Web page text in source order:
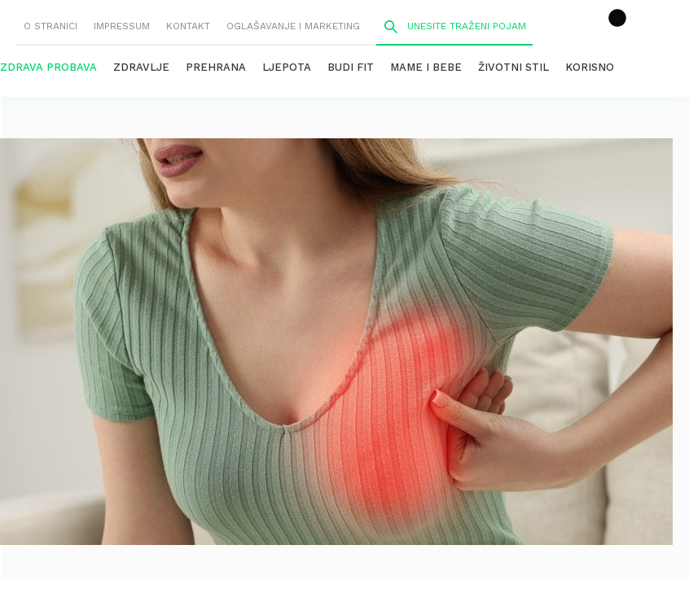
O STRANICI IMPRESSUM KONTAKT OGLAŠAVANJE I MARKETING
ZDRAVA PROBAVA ZDRAVLJE PREHRANA LJEPOTA BUDI FIT MAME I BEBE ŽIVOTNI STIL KORISNO